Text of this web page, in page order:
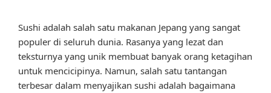
Sushi adalah salah satu makanan Jepang yang sangat
populer di seluruh dunia. Rasanya yang lezat dan
teksturnya yang unik membuat banyak orang ketagihan
untuk mencicipinya. Namun, salah satu tantangan
terbesar dalam menyajikan sushi adalah bagaimana